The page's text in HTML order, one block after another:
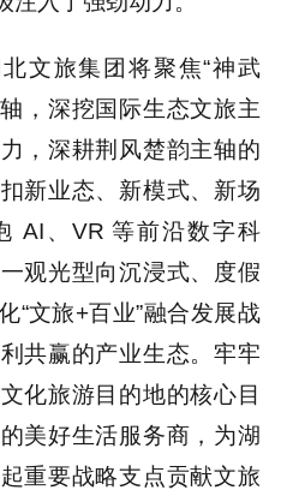
文旅集团将聚焦“神武
，深挖国际生态文旅主
，深耕荆风楚韵主轴的
新业态、新模式、新场
AI、VR 等前沿数字科
观光型向沉浸式、度假
“文旅+百业”融合发展战
共赢的产业生态。牢牢
化旅游目的地的核心目
美好生活服务商，为湖
重要战略支点贡献文旅